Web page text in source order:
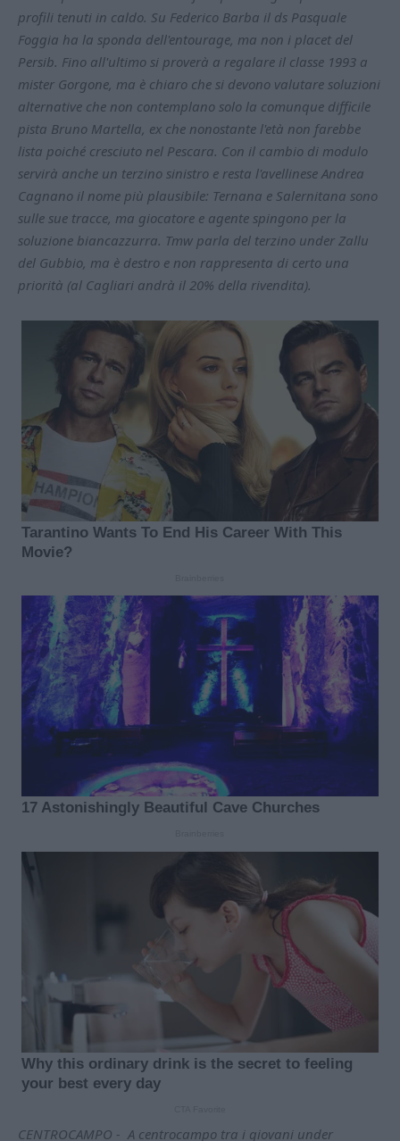
profili tenuti in caldo. Su Federico Barba il ds Pasquale
Foggia ha la sponda dell'entourage, ma non i placet del
Persib. Fino all'ultimo si proverà a regalare il classe 1993 a
mister Gorgone, ma è chiaro che si devono valutare soluzioni
alternative che non contemplano solo la comunque difficile
pista Bruno Martella, ex che nonostante l'età non farebbe
lista poiché cresciuto nel Pescara. Con il cambio di modulo
servirà anche un terzino sinistro e resta l'avellinese Andrea
Cagnano il nome più plausibile: Ternana e Salernitana sono
sulle sue tracce, ma giocatore e agente spingono per la
soluzione biancazzurra. Tmw parla del terzino under Zallu
del Gubbio, ma è destro e non rappresenta di certo una
priorità (al Cagliari andrà il 20% della rivendita).
CENTROCAMPO - A centrocampo tra i giovani under